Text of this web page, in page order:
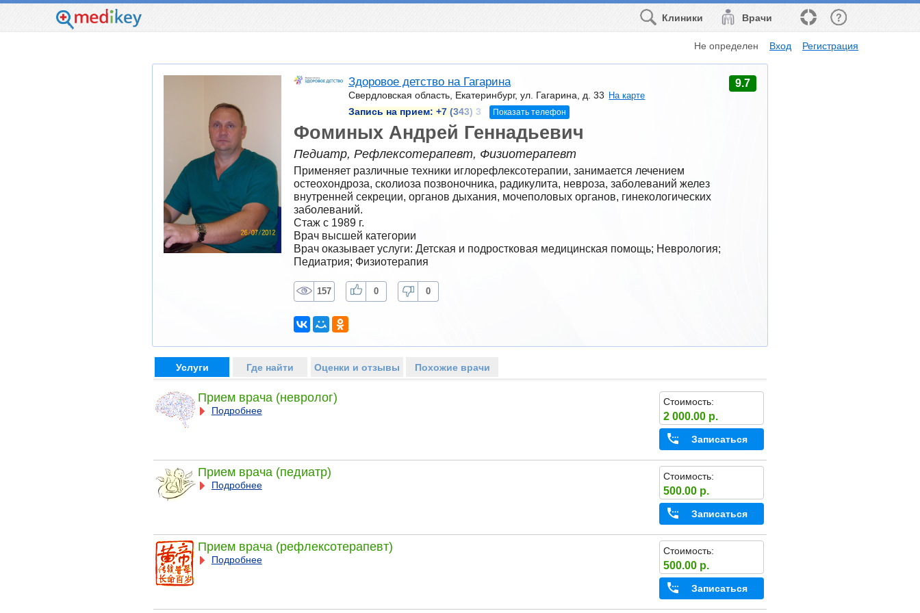
Врачи
Клиники
Не определен Вход Регистрация
Здоровое детство на Гагарина
Свердловская область, Екатеринбург, ул. Гагарина, д. 33 На карте
Запись на прием: +7 (343) 3 Показать телефон
9.7
Фоминых Андрей Геннадьевич
Педиатр, Рефлексотерапевт, Физиотерапевт
Применяет различные техники иглорефлексотерапии, занимается лечением
остеохондроза, сколиоза позвоночника, радикулита, невроза, заболеваний желез
внутренней секреции, органов дыхания, мочеполовых органов, гинекологических
заболеваний.
Стаж с 1989 г.
Врач высшей категории
Врач оказывает услуги: Детская и подростковая медицинская помощь; Неврология;
Педиатрия; Физиотерапия
157 0 0
Услуги Где найти Оценки и отзывы Похожие врачи
Прием врача (невролог)
Подробнее
Стоимость:
2 000.00 р.
Записаться
Прием врача (педиатр)
Подробнее
Стоимость:
500.00 р.
Записаться
Прием врача (рефлексотерапевт)
Подробнее
Стоимость:
500.00 р.
Записаться